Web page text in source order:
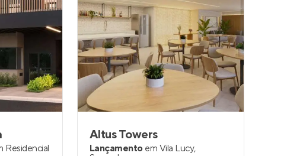
Residencial
Altus Towers
Lançamento em Vila Lucy,